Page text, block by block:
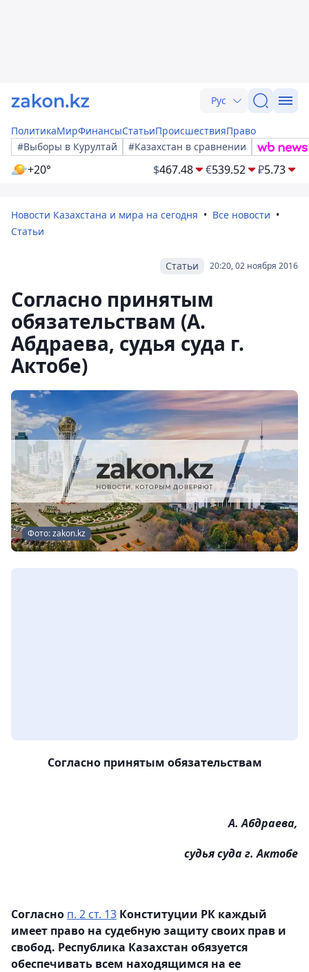
Рус
ПолитикаМирФинансыСтатьиПроисшествияПраво
#Выборы в Курултай
#Казахстан в сравнении
+20° $467.48 €539.52 ₽5.73
Новости Казахстана и мира на сегодня
Все новости
Статьи
20:20, 02 ноября 2016
Статьи
Согласно принятым
обязательствам (А.
Абдраева, судья суда г.
Актобе)
Фото: zakon.kz
Согласно принятым обязательствам
А. Абдраева,
судья суда г. Актобе
Согласно п. 2 ст. 13 Конституции РК каждый
имеет право на судебную защиту своих прав и
свобод. Республика Казахстан обязуется
обеспечивать всем находящимся на ее